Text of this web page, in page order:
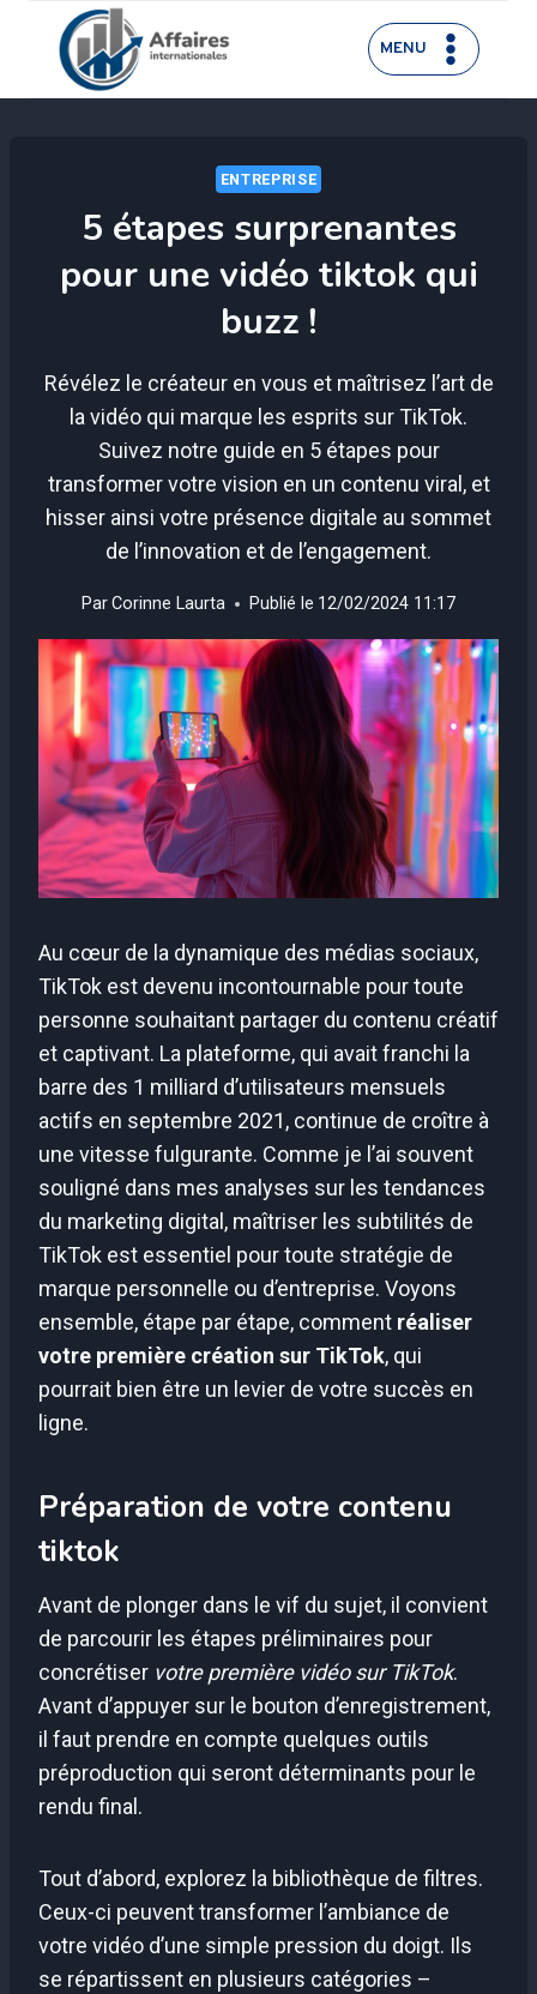
contenu
MENU
ENTREPRISE
5 étapes surprenantes
pour une vidéo tiktok qui
buzz !
Révélez le créateur en vous et maîtrisez l’art de
la vidéo qui marque les esprits sur TikTok.
Suivez notre guide en 5 étapes pour
transformer votre vision en un contenu viral, et
hisser ainsi votre présence digitale au sommet
de l’innovation et de l’engagement.
ParCorinne Laurta Publié le 12/02/2024 11:17
Au cœur de la dynamique des médias sociaux,
TikTok est devenu incontournable pour toute
personne souhaitant partager du contenu créatif
et captivant. La plateforme, qui avait franchi la
barre des 1 milliard d’utilisateurs mensuels
actifs en septembre 2021, continue de croître à
une vitesse fulgurante. Comme je l’ai souvent
souligné dans mes analyses sur les tendances
du marketing digital, maîtriser les subtilités de
TikTok est essentiel pour toute stratégie de
marque personnelle ou d’entreprise. Voyons
ensemble, étape par étape, comment réaliser
votre première création sur TikTok, qui
pourrait bien être un levier de votre succès en
ligne.
Préparation de votre contenu
tiktok
Avant de plonger dans le vif du sujet, il convient
de parcourir les étapes préliminaires pour
concrétiser votre première vidéo sur TikTok.
Avant d’appuyer sur le bouton d’enregistrement,
il faut prendre en compte quelques outils
préproduction qui seront déterminants pour le
rendu final.
Tout d’abord, explorez la bibliothèque de filtres.
Ceux-ci peuvent transformer l’ambiance de
votre vidéo d’une simple pression du doigt. Ils
se répartissent en plusieurs catégories –